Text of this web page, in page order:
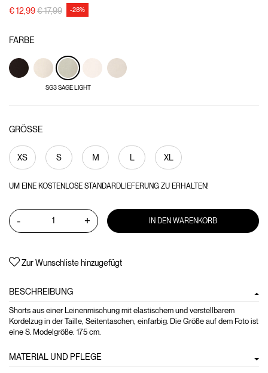
€ 12,99Preisreduzierung von
€ 17,99auf-28%
FARBE
SG3 SAGE LIGHT
GRÖSSE
XS S M L XL
UM EINE KOSTENLOSE STANDARDLIEFERUNG ZU ERHALTEN!
- + IN DEN WARENKORB
Zur Wunschliste hinzugefügt
BESCHREIBUNG
Shorts aus einer Leinenmischung mit elastischem und verstellbarem
Kordelzug in der Taille, Seitentaschen, einfarbig. Die Größe auf dem Foto ist
eine S. Modelgröße: 175 cm.
MATERIAL UND PFLEGE